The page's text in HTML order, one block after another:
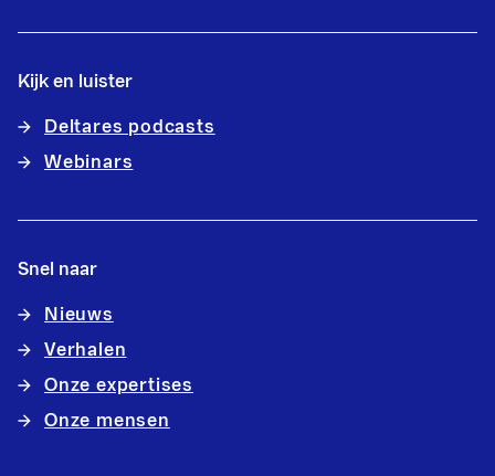
Kijk en luister
Deltares podcasts
Webinars
Snel naar
Nieuws
Verhalen
Onze expertises
Onze mensen